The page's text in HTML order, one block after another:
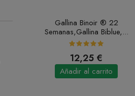
Gallina Binoir ® 22
Semanas,gallina Biblue,...
12,25 €
Añadir al carrito